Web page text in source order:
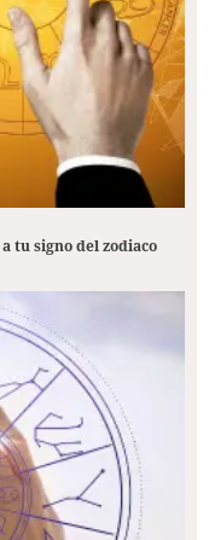
tu signo del zodiaco